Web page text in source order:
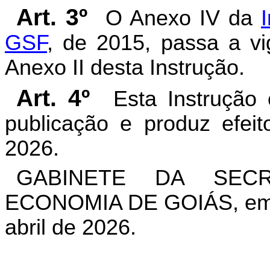
Art. 3º O Anexo IV da
GSF, de 2015, passa a
Anexo II desta Instrução.
Art. 4º
Esta
publicação e produz
2026.
GABINETE DA
ECONOMIA DE GOIÁS,
abril de 2026.